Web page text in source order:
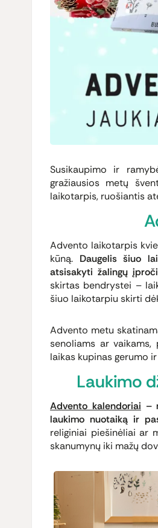
Susikaupimo ir
gražiausios metų
laikotarpis, ruošiantis
Advento laikotarpis
kūną. Daugelis šiuo
atsisakyti žalingų
skirtas bendrystei –
šiuo laikotarpiu skirti
Advento metu
senoliams ar
laikas kupinas gerumo
Laukimo
Advento kalendoriai –
laukimo nuotaiką ir
religiniai piešinėliai ar
skanumynų iki mažų